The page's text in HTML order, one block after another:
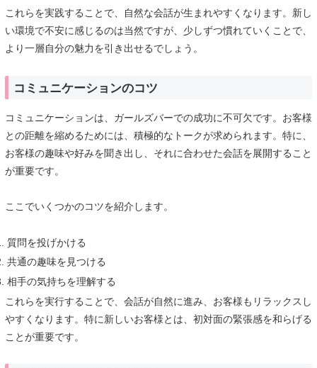
これらを実践することで、自然な会話が生まれやすくなります。新し
い環境で不安に感じるのは当然ですが、少しずつ慣れていくことで、
より一層自分の魅力を引き出せるでしょう。
コミュニケーションのコツ
コミュニケーションは、ガールズバーでの成功に不可欠です。お客様
との距離を縮めるためには、積極的なトークが求められます。特に、
お客様の趣味や好みを聞き出し、それに合わせた会話を展開すること
が重要です。
ここでいくつかのコツを紹介します。
質問を投げかける
共通の趣味を見つける
相手の気持ちを理解する
これらを実行することで、会話が自然に進み、お客様もリラックスし
やすくなります。特に新しいお客様とは、初対面の緊張感を和らげる
ことが重要です。